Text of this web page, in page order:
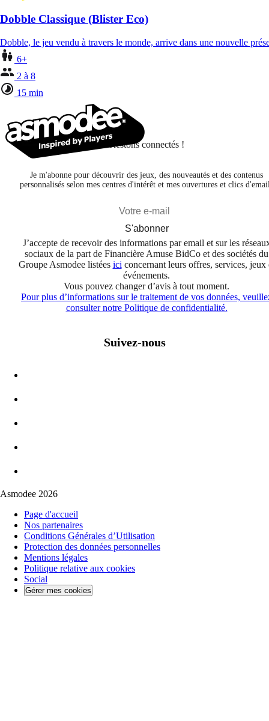
Dobble Classique (Blister Eco)
Dobble, le jeu vendu à travers le monde, arrive dans une nouvelle
6+
2 à 8
15 min
Restons connectés !
Je m'abonne pour découvrir des jeux, des nouveautés et des contenus
personnalisés selon mes centres d'intérêt et mes ouvertures et clics
S'abonner
J’accepte de recevoir des informations par email et sur les
sociaux de la part de Financière Amuse BidCo et des sociétés du
Groupe Asmodee listées ici concernant leurs offres, services, jeux
événements.
Vous pouvez changer d’avis à tout moment.
Pour plus d’informations sur le traitement de vos données,
consulter notre Politique de confidentialité.
Suivez-nous
Asmodee 2026
Page d'accueil
Nos partenaires
Conditions Générales d’Utilisation
Protection des données personnelles
Mentions légales
Politique relative aux cookies
Social
Gérer mes cookies